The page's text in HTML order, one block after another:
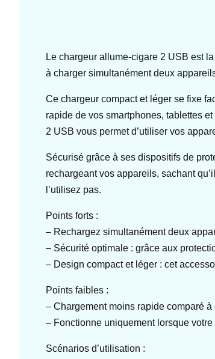
Le chargeur allume-cigare 2 USB est
à charger simultanément deux
Ce chargeur compact et léger se fixe
rapide de vos smartphones, tablettes
2 USB vous permet d’utiliser vos
Sécurisé grâce à ses dispositifs de
rechargeant vos appareils, sachant
l’utilisez pas.
Points forts :
– Rechargez simultanément deux
– Sécurité optimale : grâce aux
– Design compact et léger : cet
Points faibles :
– Chargement moins rapide comparé
– Fonctionne uniquement lorsque
Scénarios d’utilisation :